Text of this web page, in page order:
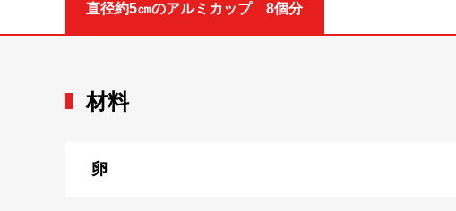
直径約5㎝のアルミカップ 8個分
材料
卵